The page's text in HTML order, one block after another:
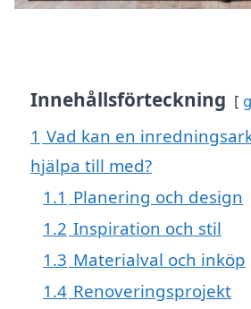
Innehållsförteckning
1 Vad kan en
hjälpa till med?
1.1 Planering och design
1.2 Inspiration och stil
1.3 Materialval och inköp
1.4 Renoveringsprojekt